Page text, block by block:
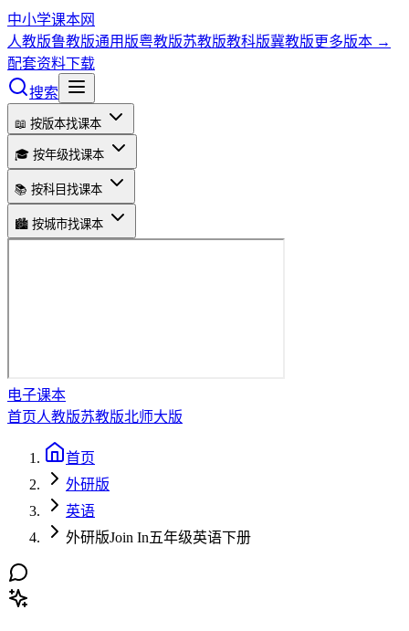
中小学课本网
人教版鲁教版通用版粤教版苏教版教科版冀教版更多版本 →
配套资料下载
搜索
📖 按版本找课本
🎓 按年级找课本
📚 按科目找课本
🏙️ 按城市找课本
电子课本
首页人教版苏教版北师大版
首页
外研版
英语
外研版Join In五年级英语下册